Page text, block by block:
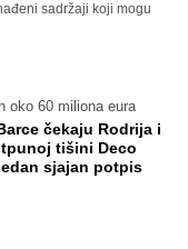
sadržaji koji mogu
oko 60 miliona eura
čekaju Rodrija i
tišini Deco
sjajan potpis